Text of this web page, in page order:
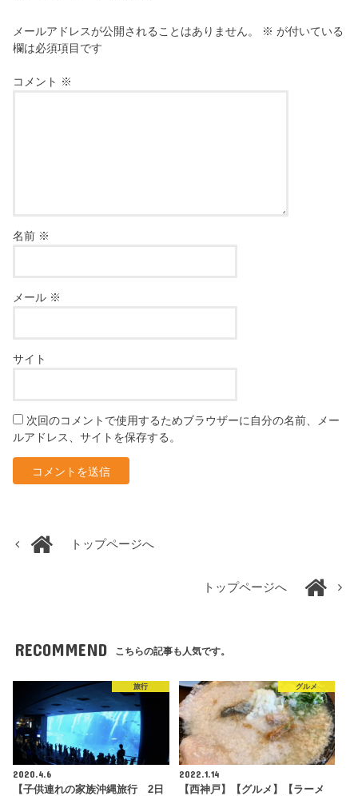
メールアドレスが公開されることはありません。 ※ が付いている
欄は必須項目です
コメント ※
名前 ※
メール ※
サイト
次回のコメントで使用するためブラウザーに自分の名前、メー
ルアドレス、サイトを保存する。
トップページへ
トップページへ
RECOMMEND こちらの記事も人気です。
旅行
2020.4.6
【子供連れの家族沖縄旅行 2日
グルメ
2022.1.14
【西神戸】【グルメ】【ラーメ